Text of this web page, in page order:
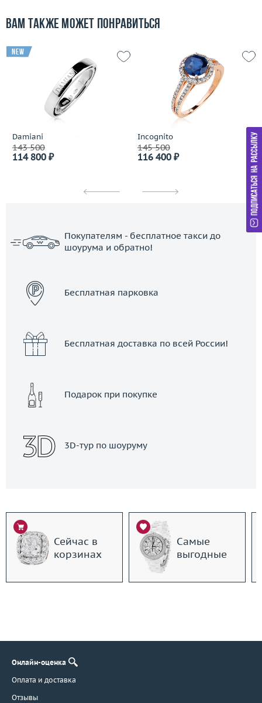
Вам также может понравиться
Damiani
143 500
114 800 ₽
new
Incognito
145 500
116 400 ₽
Покупателям - бесплатное такси до
шоурума и обратно!
Бесплатная парковка
Бесплатная доставка по всей России!
Подарок при покупке
3D-тур по шоуруму
Сейчас в
корзинах
Самые
выгодные
Онлайн-оценка
Оплата и доставка
Отзывы